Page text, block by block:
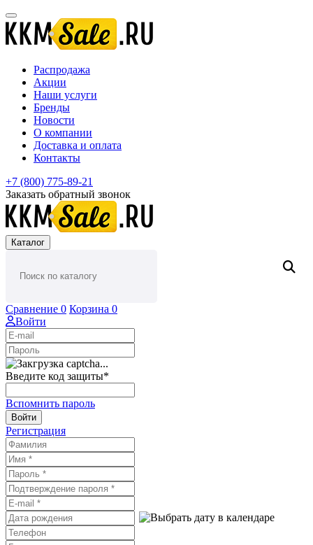
Распродажа
Акции
Наши услуги
Бренды
Новости
О компании
Доставка и оплата
Контакты
+7 (800) 775-89-21
Заказать обратный звонок
Каталог
Сравнение 0 Корзина 0
Войти
Введите код защиты*
Вспомнить пароль
Войти
Регистрация